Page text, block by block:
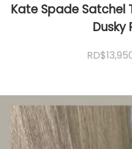
Kate Spade Satchel
Dusky
RD$